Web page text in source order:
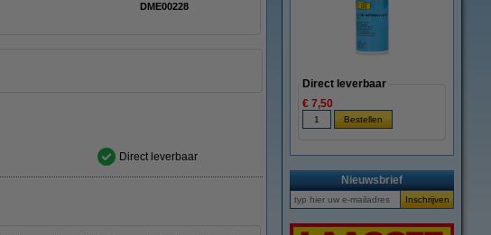
DME00228
Direct leverbaar
Direct leverbaar
€ 7,50
Nieuwsbrief